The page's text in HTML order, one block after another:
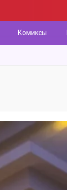
Комиксы